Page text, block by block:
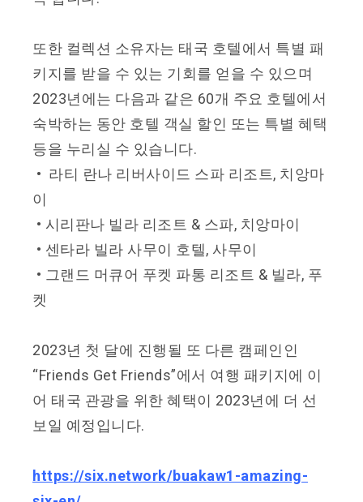
또한 컬렉션 소유자는 태국 호텔에서 특별 패
키지를 받을 수 있는 기회를 얻을 수 있으며
2023년에는 다음과 같은 60개 주요 호텔에서
숙박하는 동안 호텔 객실 할인 또는 특별 혜택
등을 누리실 수 있습니다.
• 라티 란나 리버사이드 스파 리조트, 치앙마
이
• 시리판나 빌라 리조트 & 스파, 치앙마이
• 센타라 빌라 사무이 호텔, 사무이
• 그랜드 머큐어 푸켓 파통 리조트 & 빌라, 푸
켓
2023년 첫 달에 진행될 또 다른 캠페인인
“Friends Get Friends”에서 여행 패키지에 이
어 태국 관광을 위한 혜택이 2023년에 더 선
보일 예정입니다.
https://six.network/buakaw1-amazing-